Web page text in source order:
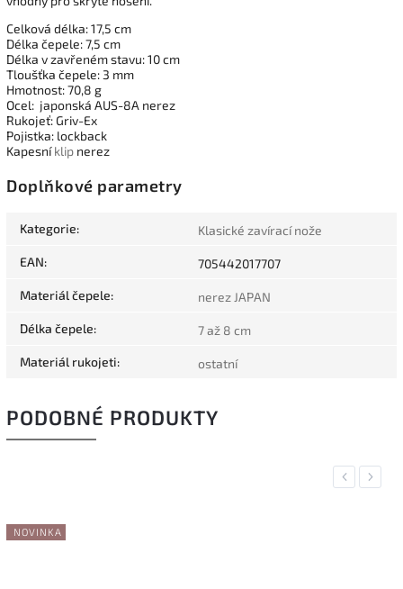
Celková délka: 17,5 cm
Délka čepele: 7,5 cm
Délka v zavřeném stavu: 10 cm
Tloušťka čepele: 3 mm
Hmotnost: 70,8 g
Ocel: japonská AUS-8A nerez
Rukojeť: Griv-Ex
Pojistka: lockback
Kapesníklip nerez
Doplňkové parametry
Kategorie: Klasické zavírací nože
EAN: 705442017707
Materiál čepele: nerez JAPAN
Délka čepele: 7 až 8 cm
Materiál rukojeti: ostatní
PODOBNÉ PRODUKTY
Previous
NOVINKA
Next